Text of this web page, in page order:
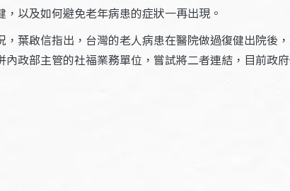
以及如何避免老年病患的症狀一再出現。
，葉啟信指出，台灣的老人病患在醫院做過復健出院
內政部主管的社福業務單位，嘗試將二者連結，目前